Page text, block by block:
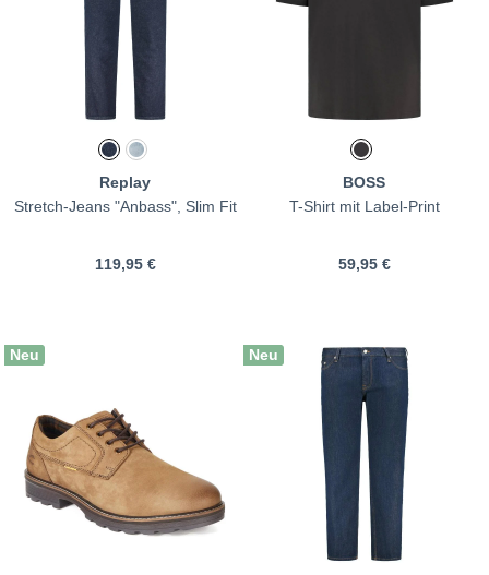
Replay
Stretch-Jeans "Anbass", Slim Fit
119,95 €
BOSS
T-Shirt mit Label-Print
59,95 €
Neu Neu